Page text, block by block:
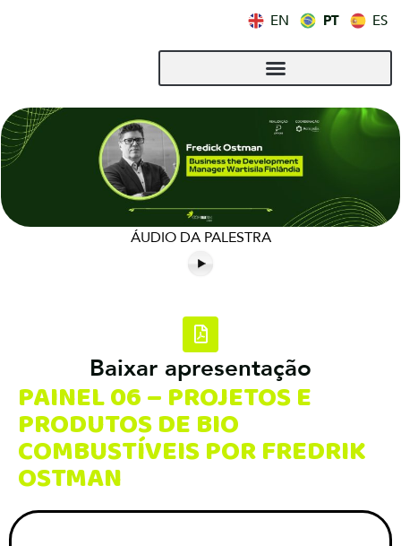
EN PT ES
ÁUDIO DA PALESTRA
Baixar apresentação
PAINEL 06 – PROJETOS E
PRODUTOS DE BIO
COMBUSTÍVEIS POR FREDRIK
OSTMAN